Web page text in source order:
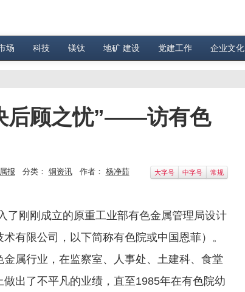
场 科技 镁钛 地矿 建设 党建工作 企业文化
后顾之忧”——访有色
报 分类： 铜资讯作者： 杨净茹 大字号 中字号 常规
了刚刚成立的原重工业部有色金属管理局设计
有限公司，以下简称有色院或中国恩菲）。
属行业，在监察室、人事处、土建科、食堂
出了不平凡的业绩，直至1985年在有色院幼